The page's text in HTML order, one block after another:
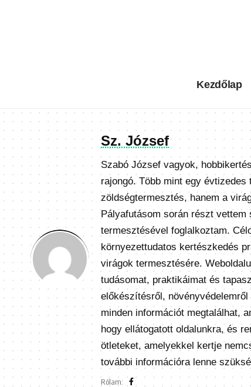
Kezdőlap
Sz. József
Szabó József vagyok,
rajongó. Több mint egy
zöldségtermesztés, hanem a
Pályafutásom során részt
termesztésével foglalkoztam.
környezettudatos kertészkedés
virágok termesztésére.
tudásomat, praktikáimat és
előkészítésről,
minden információt megtalálhat,
hogy ellátogatott oldalunkra, és
ötleteket, amelyekkel kertje
további információra lenne
Rólam: